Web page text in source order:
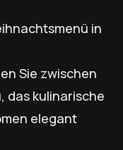
in
Sie zwischen
das kulinarische
elegant